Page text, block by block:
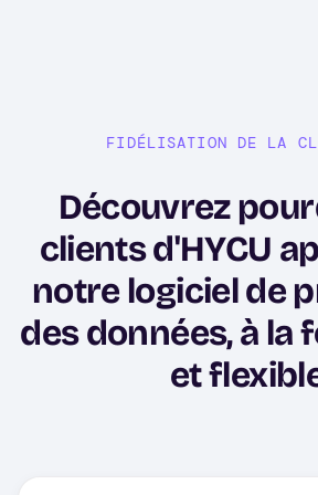
FIDÉLISATION DE LA
Découvrez
clients d'HYCU
notre logiciel de
des données, à la
et